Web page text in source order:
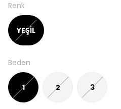
Renk
YEŞİL
Beden
1 2 3